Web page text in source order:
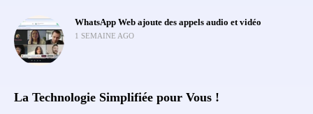
WhatsApp Web ajoute des appels audio et vidéo
1 SEMAINE AGO
La Technologie Simplifiée pour Vous !